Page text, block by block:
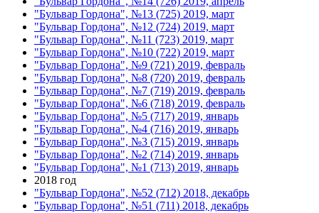
"Бульвар Гордона", №13 (725) 2019, март
"Бульвар Гордона", №12 (724) 2019, март
"Бульвар Гордона", №11 (723) 2019, март
"Бульвар Гордона", №10 (722) 2019, март
"Бульвар Гордона", №9 (721) 2019, февраль
"Бульвар Гордона", №8 (720) 2019, февраль
"Бульвар Гордона", №7 (719) 2019, февраль
"Бульвар Гордона", №6 (718) 2019, февраль
"Бульвар Гордона", №5 (717) 2019, январь
"Бульвар Гордона", №4 (716) 2019, январь
"Бульвар Гордона", №3 (715) 2019, январь
"Бульвар Гордона", №2 (714) 2019, январь
"Бульвар Гордона", №1 (713) 2019, январь
2018 год
"Бульвар Гордона", №52 (712) 2018, декабрь
"Бульвар Гордона", №51 (711) 2018, декабрь